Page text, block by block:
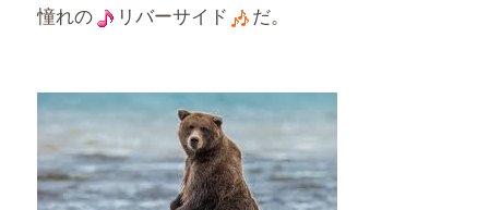
憧れの
リバーサイド だ。